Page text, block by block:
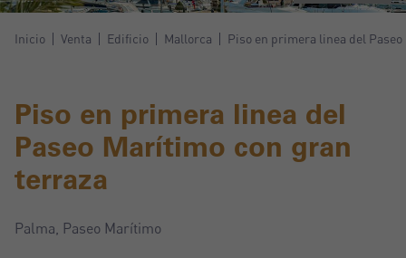
Inicio Venta Edificio Mallorca Piso en primera linea del
Piso en primera linea del
Paseo Marítimo con gran
terraza
Palma, Paseo Marítimo